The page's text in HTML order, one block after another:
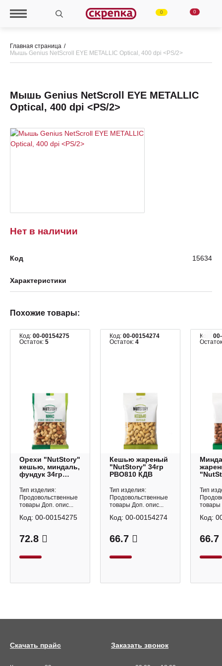
0 0
Главная страница
Мышь Genius NetScroll EYE METALLIC Optical, 400 dpi <PS/2>
Нет в наличии
Мышь Genius NetScroll EYE METALLIC
Optical, 400 dpi <PS/2>
Код 15634
Характеристики
Похожие товары:
Код: 00-00154275
Остаток: 5
Орехи "NutStory"
кешью, миндаль,
фундук 34гр
Тип изделия:
Продовольственные
товары Доп. опис...
72.8
Код: 00-00154275
Код: 00-00154274
Остаток: 4
Кешью жареный
"NutStory" 34гр
РВО810 КДВ
Тип изделия:
Продовольственные
товары Доп. опис...
66.7
Код: 00-00154274
Код:
Тип
товары
66.7
Код:
Заказать звонок
Скачать прайс